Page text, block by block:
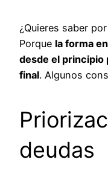
¿Quieres saber
Porque la forma
desde el principio
final. Algunos
deudas